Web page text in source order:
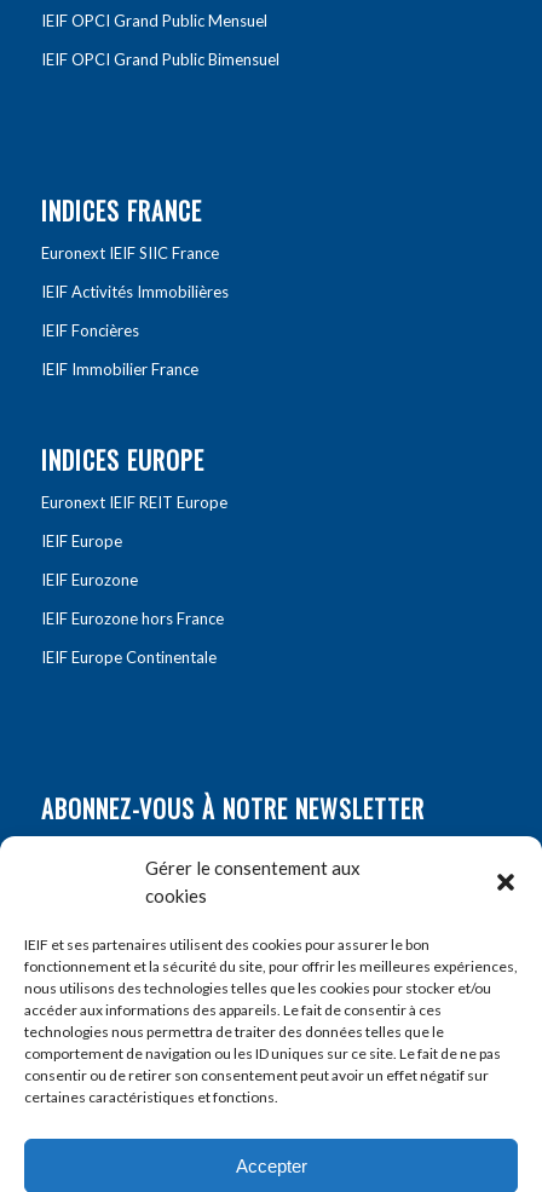
Gérer le consentement aux
cookies
IEIF et ses partenaires utilisent des cookies pour assurer le bon
fonctionnement et la sécurité du site, pour offrir les meilleures expériences,
nous utilisons des technologies telles que les cookies pour stocker et/ou
accéder aux informations des appareils. Le fait de consentir à ces
technologies nous permettra de traiter des données telles que le
comportement de navigation ou les ID uniques sur ce site. Le fait de ne pas
consentir ou de retirer son consentement peut avoir un effet négatif sur
certaines caractéristiques et fonctions.
Accepter
IEIF OPCI Grand Public Mensuel
IEIF OPCI Grand Public Bimensuel
INDICES FRANCE
Euronext IEIF SIIC France
IEIF Activités Immobilières
IEIF Foncières
IEIF Immobilier France
INDICES EUROPE
Euronext IEIF REIT Europe
IEIF Europe
IEIF Eurozone
IEIF Eurozone hors France
IEIF Europe Continentale
ABONNEZ-VOUS À NOTRE NEWSLETTER
Prénom*
E-mail*